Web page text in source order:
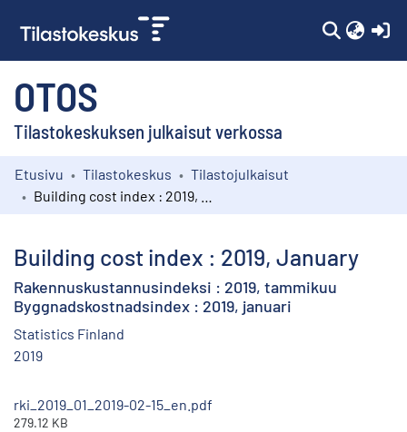
OTOS
Tilastokeskuksen julkaisut verkossa
Kokoelmat
Etusivu Tilastokeskus
Tilastojulkaisut
Building cost index : 2019, January
Rakennuskustannusindeksi : 2019, tammikuu
Byggnadskostnadsindex : 2019, januari
Statistics Finland
2019
rki_2019_01_2019-02-15_en.pdf
279.12 KB